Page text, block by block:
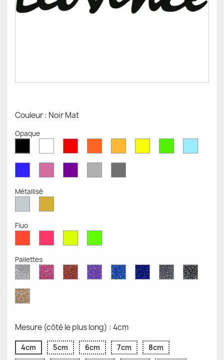
Couleur : Noir Mat
Opaque
Mat
Mat
Mat
Mat
Mate
OpaqueMat
Opaque
Mat
Mat
Mat
Clair
Foncé
Métallisé
MétalliséMétallique
Fluo
Fluo
Fluo
Fluo
Fluo
Pailettes
Diamant
Scintillant
Paillettes
Roses
Paillettes
Rouges
Paillettes
Violettes
Saphir
Bleu
Paillettes
Bleu
Gris
PailletéNoires
Paillettes
d'Or
Mesure (côté le plus long) : 4cm
4cm 5cm 6cm 7cm
8cm